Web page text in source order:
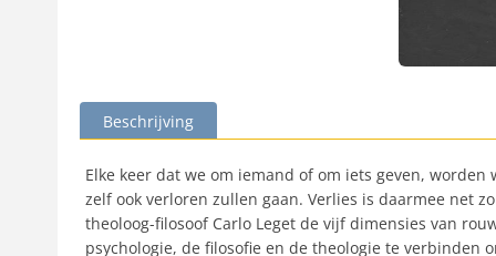
Beschrijving
Elke keer dat we om iemand of om iets geven,
zelf ook verloren zullen gaan. Verlies is daarmee net
theoloog-filosoof Carlo Leget de vijf dimensies van
psychologie, de filosofie en de theologie te verbinden